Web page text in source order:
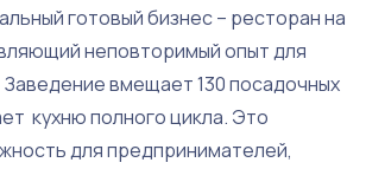
готовый бизнес – ресторан на
неповторимый опыт для
Заведение вмещает 130 посадочных
кухню полного цикла. Это
для предпринимателей,